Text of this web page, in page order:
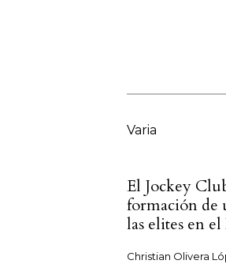
Varia
El Jockey
formación de
las elites en
Christian Olivera